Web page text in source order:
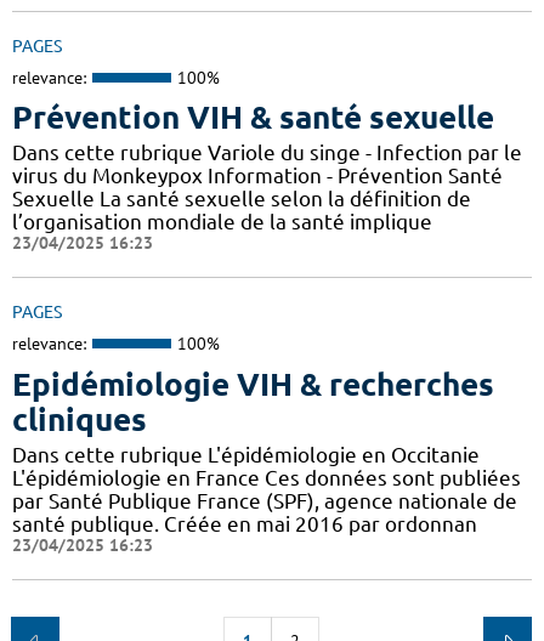
PAGES
relevance: 100%
Prévention VIH & santé sexuelle
Dans cette rubrique Variole du singe - Infection par le
virus du Monkeypox Information - Prévention Santé
Sexuelle La santé sexuelle selon la définition de
l’organisation mondiale de la santé implique
23/04/2025 16:23
PAGES
relevance: 100%
Epidémiologie VIH & recherches
cliniques
Dans cette rubrique L'épidémiologie en Occitanie
L'épidémiologie en France Ces données sont publiées
par Santé Publique France (SPF), agence nationale de
santé publique. Créée en mai 2016 par ordonnan
23/04/2025 16:23